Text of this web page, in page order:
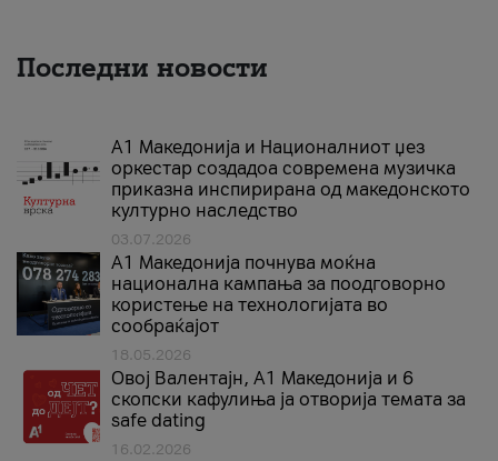
Последни новости
А1 Македонија и Националниот џез
оркестар создадоа современа музичка
приказна инспирирана од македонското
културно наследство
03.07.2026
A1 Македонија почнува моќна
национална кампања за поодговорно
користење на технологијата во
сообраќајот
18.05.2026
Овој Валентајн, A1 Македонија и 6
скопски кафулиња ја отворија темата за
safe dating
16.02.2026